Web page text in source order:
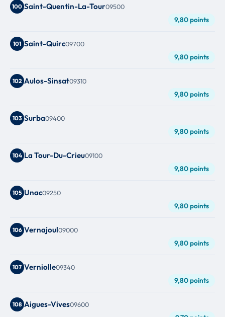
100 Saint-Quentin-La-Tour09500
9,80 points
101 Saint-Quirc09700
9,80 points
102 Aulos-Sinsat09310
9,80 points
103 Surba09400
9,80 points
104 La Tour-Du-Crieu09100
9,80 points
105 Unac09250
9,80 points
106 Vernajoul09000
9,80 points
107 Verniolle09340
9,80 points
108 Aigues-Vives09600